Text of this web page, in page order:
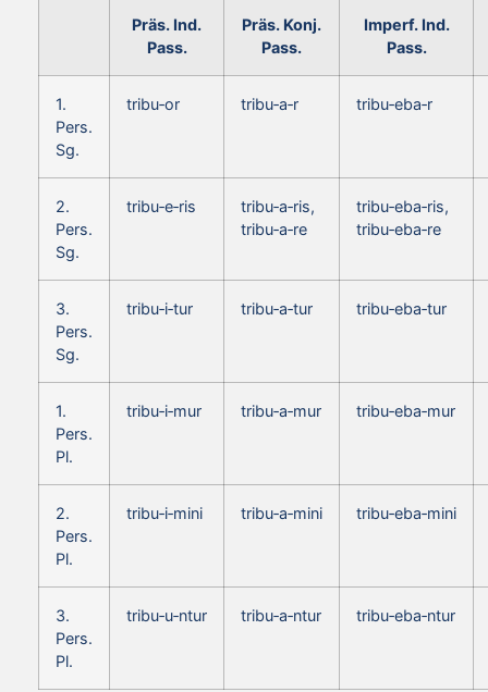
Präs. Ind.
Pass.
Präs. Konj.
Pass.
Imperf. Ind.
Pass.
1.
Pers.
Sg.
tribu‑or tribu‑a‑r tribu‑eba‑r
2.
Pers.
Sg.
tribu‑e‑ris
tribu‑a‑ris,
tribu‑a‑re
tribu‑eba‑ris,
tribu‑eba‑re
3.
Pers.
Sg.
tribu‑i‑tur tribu‑a‑tur tribu‑eba‑tur
1.
Pers.
Pl.
tribu‑i‑mur tribu‑a‑mur tribu‑eba‑mur
2.
Pers.
Pl.
tribu‑i‑mini tribu‑a‑mini tribu‑eba‑mini
3.
Pers.
Pl.
tribu‑u‑ntur tribu‑a‑ntur tribu‑eba‑ntur